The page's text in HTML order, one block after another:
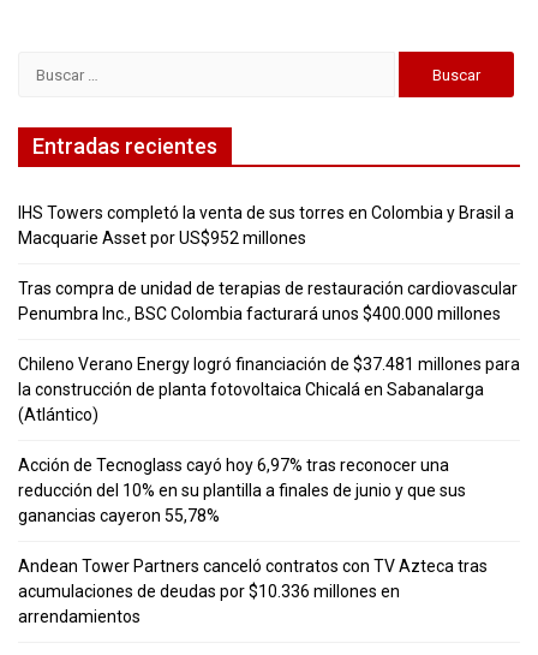
Entradas recientes
IHS Towers completó la venta de sus torres en Colombia y Brasil a
Macquarie Asset por US$952 millones
Tras compra de unidad de terapias de restauración cardiovascular
Penumbra Inc., BSC Colombia facturará unos $400.000 millones
Chileno Verano Energy logró financiación de $37.481 millones para
la construcción de planta fotovoltaica Chicalá en Sabanalarga
(Atlántico)
Acción de Tecnoglass cayó hoy 6,97% tras reconocer una
reducción del 10% en su plantilla a finales de junio y que sus
ganancias cayeron 55,78%
Andean Tower Partners canceló contratos con TV Azteca tras
acumulaciones de deudas por $10.336 millones en
arrendamientos